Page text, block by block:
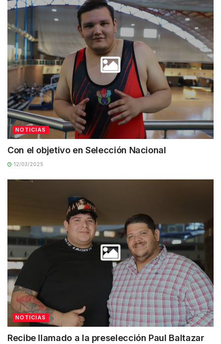
NOTICIAS
Con el objetivo en Selección Nacional
12/03/2025
NOTICIAS
Recibe llamado a la preselección Paul Baltazar